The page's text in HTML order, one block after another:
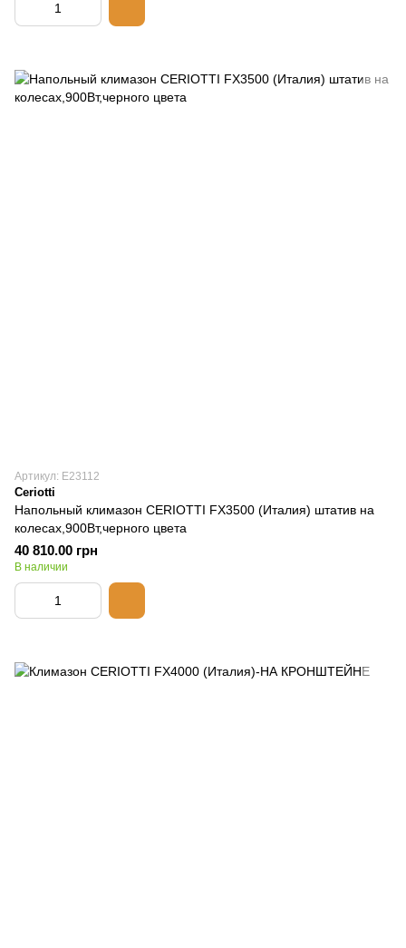
Артикул: Е23112
Ceriotti
Напольный климазон CERIOTTI FX3500 (Италия) штатив на
колесах,900Вт,черного цвета
40 810.00 грн
В наличии